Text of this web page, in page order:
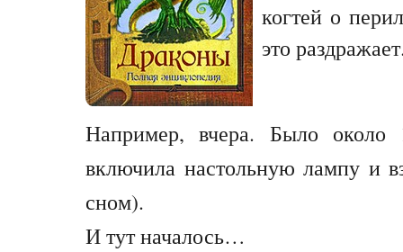
когтей о
это
Например, вчера. Было около
включила настольную лампу и
сном).
И тут началось…